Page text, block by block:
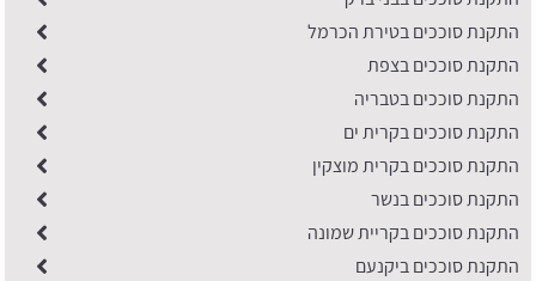
התקנת סוככים בטירת הכרמל
התקנת סוככים בצפת
התקנת סוככים בטבריה
התקנת סוככים בקרית ים
התקנת סוככים בקרית מוצקין
התקנת סוככים בנשר
התקנת סוככים בקריית שמונה
התקנת סוככים ביקנעם